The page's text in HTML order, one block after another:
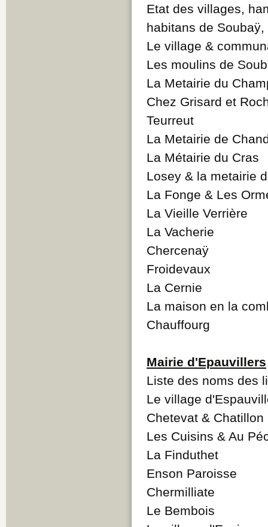
Etat des villages,
habitans de
Le village &
Les moulins de
La Metairie du
Chez Grisard et
Teurreut
La Metairie de
La Métairie du Cras
Losey & la metairie
La Fonge & Les
La Vieille Verrière
La Vacherie
Chercenaÿ
Froidevaux
La Cernie
La maison en la
Chauffourg
Mairie d'Epauvillers
Liste des noms des
Le village
Chetevat & Chatillon
Les Cuisins & Au
La Finduthet
Enson Paroisse
Chermilliate
Le Bembois